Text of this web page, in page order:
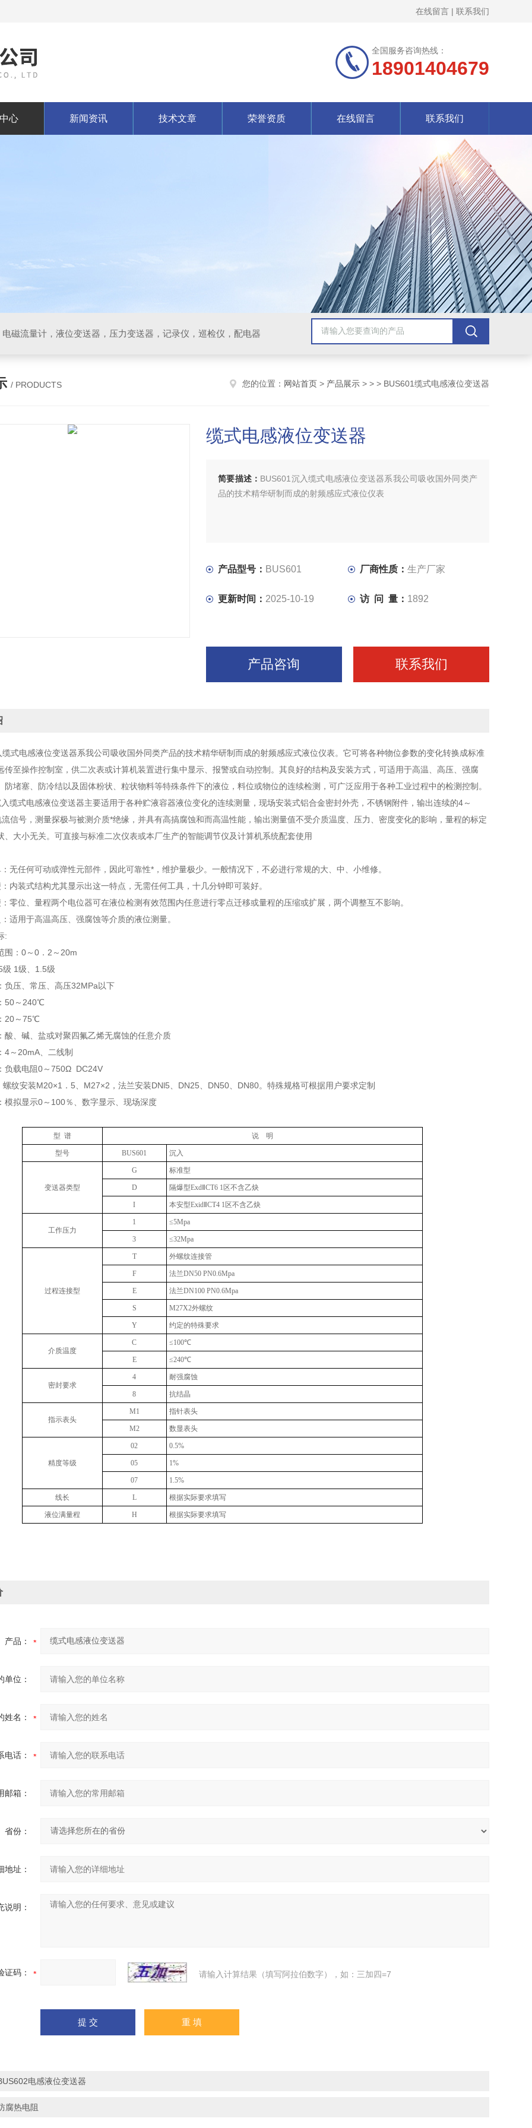
在线留言 | 联系我们
全国服务咨询热线：
18901404679
心 新闻资讯 技术文章 荣誉资质 在线留言 联系我们
磁流量计，液位变送器，压力变送器，记录仪，巡检仪，配电器
/ PRODUCTS 您的位置： 网站首页 > 产品展示 > > > BUS601缆式电感液位变送器
缆式电感液位变送器
简要描述： BUS601沉入缆式电感液位变送器系我公司吸收国外同类产
品的技术精华研制而成的射频感应式液位仪表
产品型号： BUS601 厂商性质： 生产厂家
更新时间： 2025-10-19 访 问 量： 1892
产品咨询 联系我们
式电感液位变送器系我公司吸收国外同类产品的技术精华研制而成的射频感应式液位仪表。它可将各种物位参数的变化转换成标准
传至操作控制室，供二次表或计算机装置进行集中显示、报警或自动控制。其良好的结构及安装方式，可适用于高温、高压、强腐
防堵塞、防冷结以及固体粉状、粒状物料等特殊条件下的液位，料位或物位的连续检测，可广泛应用于各种工业过程中的检测控制。
缆式电感液位变送器主要适用于各种贮液容器液位变化的连续测量，现场安装式铝合金密封外壳，不锈钢附件，输出连续的4～
信号，测量探极与被测介质*绝缘，并具有高搞腐蚀和而高温性能，输出测量值不受介质温度、压力、密度变化的影响，量程的标定
、大小无关。可直接与标准二次仪表或本厂生产的智能调节仪及计算机系统配套使用
无任何可动或弹性元部件，因此可靠性*，维护量极少。一般情况下，不必进行常规的大、中、小维修。
内装式结构尤其显示出这一特点，无需任何工具，十几分钟即可装好。
零位、量程两个电位器可在液位检测有效范围内任意进行零点迁移或量程的压缩或扩展，两个调整互不影响。
适用于高温高压、强腐蚀等介质的液位测量。
:
围：0～0．2～20m
1级、1.5级
压、常压、高压32MPa以下
50～240℃
20～75℃
、碱、盐或对聚四氟乙烯无腐蚀的任意介质
～20mA、二线制
负载电阻0～750Ω DC24V
纹安装M20×1．5、M27×2，法兰安装DNl5、DN25、DN50、DN80。特殊规格可根据用户要求定制
拟显示0～100％、数字显示、现场深度
型 谱 说 明
型号 BUS601 沉入
变送器类型
G 标准型
D 隔爆型ExdⅡCT6 1区不含乙炔
I 本安型ExidⅡCT4 1区不含乙炔
工作压力
1 ≤5Mpa
3 ≤32Mpa
过程连接型
T 外螺纹连接管
F 法兰DN50 PN0.6Mpa
E 法兰DN100 PN0.6Mpa
S M27X2外螺纹
Y 约定的特殊要求
介质温度
C ≤100℃
E ≤240℃
密封要求
4 耐强腐蚀
8 抗结晶
指示表头
M1 指针表头
M2 数显表头
精度等级
02 0.5%
05 1%
07 1.5%
线长 L 根据实际要求填写
液位满量程 H 根据实际要求填写
产品：
单位：
姓名：
电话：
邮箱：
省份：
地址：
说明：
证码： 请输入计算结果（填写阿拉伯数字），如：三加四=7
电感液位变送器
腐热电阻